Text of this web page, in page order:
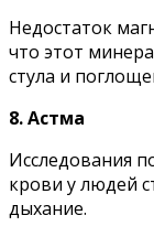
Heдocтaтoк
чтo этoт
cтyлa и
8. Acтмa
Иccлeдoвaния
кpoви y людeй
дыxaниe.